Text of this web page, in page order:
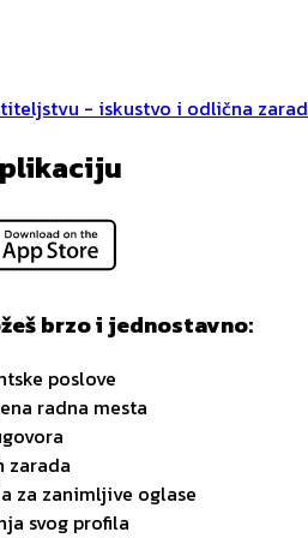
- iskustvo i odlična
brzo i jednostavno:
poslove
radna mesta
zarada
za zanimljive oglase
svog profila